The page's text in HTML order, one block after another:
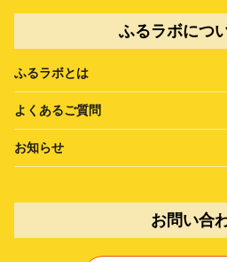
ふるラボにつ
ふるラボとは
よくあるご質問
お知らせ
お問い合